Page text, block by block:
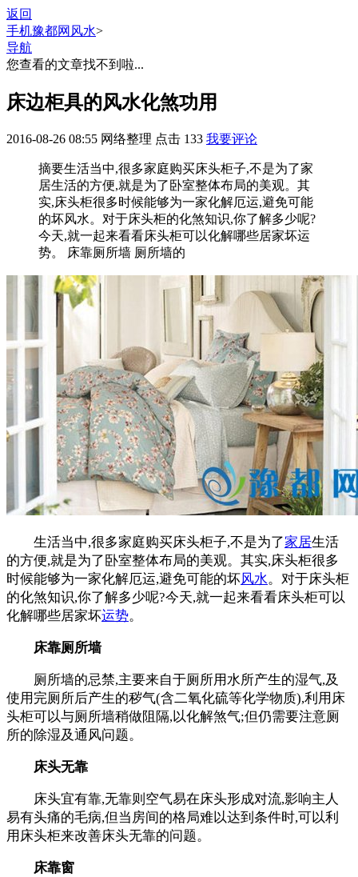
返回
手机豫都网 风水>
导航
您查看的文章找不到啦...
床边柜具的风水化煞功用
2016-08-26 08:55 网络整理 点击 133 我要评论
摘要生活当中,很多家庭购买床头柜子,不是为了家
居生活的方便,就是为了卧室整体布局的美观。其
实,床头柜很多时候能够为一家化解厄运,避免可能
的坏风水。对于床头柜的化煞知识,你了解多少呢?
今天,就一起来看看床头柜可以化解哪些居家坏运
势。 床靠厕所墙 厕所墙的
生活当中,很多家庭购买床头柜子,不是为了家居生活
的方便,就是为了卧室整体布局的美观。其实,床头柜很多
时候能够为一家化解厄运,避免可能的坏风水。对于床头柜
的化煞知识,你了解多少呢?今天,就一起来看看床头柜可以
化解哪些居家坏运势。
床靠厕所墙
厕所墙的忌禁,主要来自于厕所用水所产生的湿气,及
使用完厕所后产生的秽气(含二氧化硫等化学物质),利用床
头柜可以与厕所墙稍做阻隔,以化解煞气;但仍需要注意厕
所的除湿及通风问题。
床头无靠
床头宜有靠,无靠则空气易在床头形成对流,影响主人
易有头痛的毛病,但当房间的格局难以达到条件时,可以利
用床头柜来改善床头无靠的问题。
床靠窗